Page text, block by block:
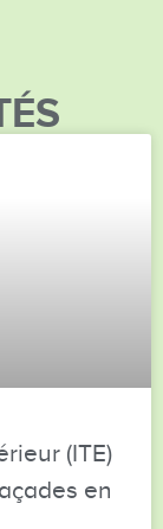
(ITE)
en